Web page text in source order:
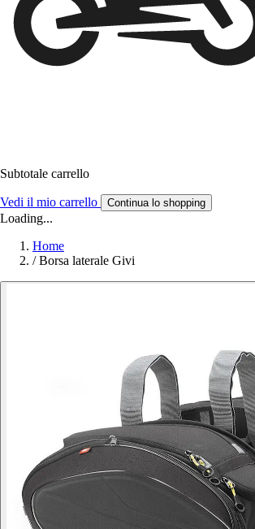
Subtotale carrello
Vedi il mio carrello Continua lo shopping
Loading...
Home
/ Borsa laterale Givi